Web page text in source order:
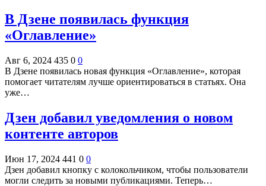
В Дзене появилась функция
«Оглавление»
Авг 6, 2024 435 0 0
В Дзене появилась новая функция «Оглавление», которая
помогает читателям лучше ориентироваться в статьях. Она
уже…
Дзен добавил уведомления о новом
контенте авторов
Июн 17, 2024 441 0 0
Дзен добавил кнопку с колокольчиком, чтобы пользователи
могли следить за новыми публикациями. Теперь…